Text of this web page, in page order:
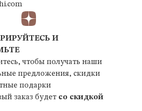
И
чтобы получать наши
предложения, скидки
подарки
заказ будет со скидкой